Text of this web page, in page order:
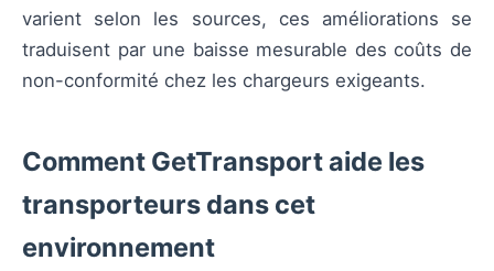
varient selon les sources, ces améliorations se
traduisent par une baisse mesurable des coûts de
non-conformité chez les chargeurs exigeants.
Comment GetTransport aide les
transporteurs dans cet
environnement